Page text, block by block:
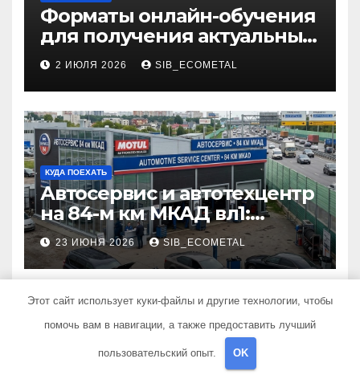
Форматы онлайн-обучения
для получения актуальных
профессий
2 ИЮЛЯ 2026 SIB_ECOMETAL
КУДА ПОЕХАТЬ
Автосервис и автотехцентр
на 84-м км МКАД вл1:
описание услуг и режим
работы
23 ИЮНЯ 2026 SIB_ECOMETAL
КУДА ПОЕХАТЬ
Кузовной и слесарный
Этот сайт использует куки-файлы и другие технологии, чтобы
помочь вам в навигации, а также предоставить лучший
пользовательский опыт. OK